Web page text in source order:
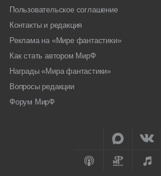
Пользовательское соглашение
Контакты и редакция
Реклама на «Мире фантастики»
Как стать автором МирФ
Награды «Мира фантастики»
Вопросы редакции
Форум МирФ